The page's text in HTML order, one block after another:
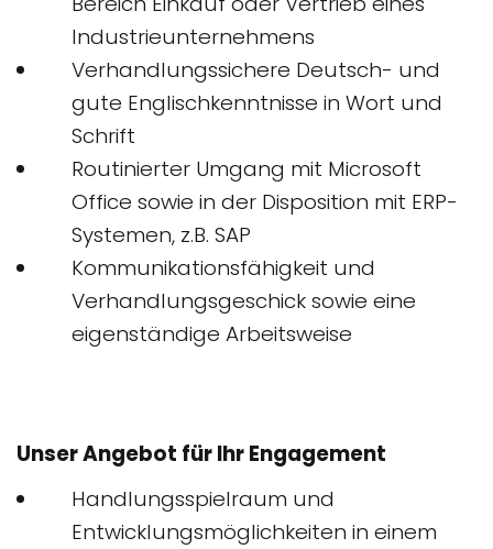
Industrieunternehmens
Verhandlungssichere Deutsch- und
gute Englischkenntnisse in Wort und
Schrift
Routinierter Umgang mit Microsoft
Office sowie in der Disposition mit ERP-
Systemen, z.B. SAP
Kommunikationsfähigkeit und
Verhandlungsgeschick sowie eine
eigenständige Arbeitsweise
Unser Angebot für Ihr Engagement
Handlungsspielraum und
Entwicklungsmöglichkeiten in einem